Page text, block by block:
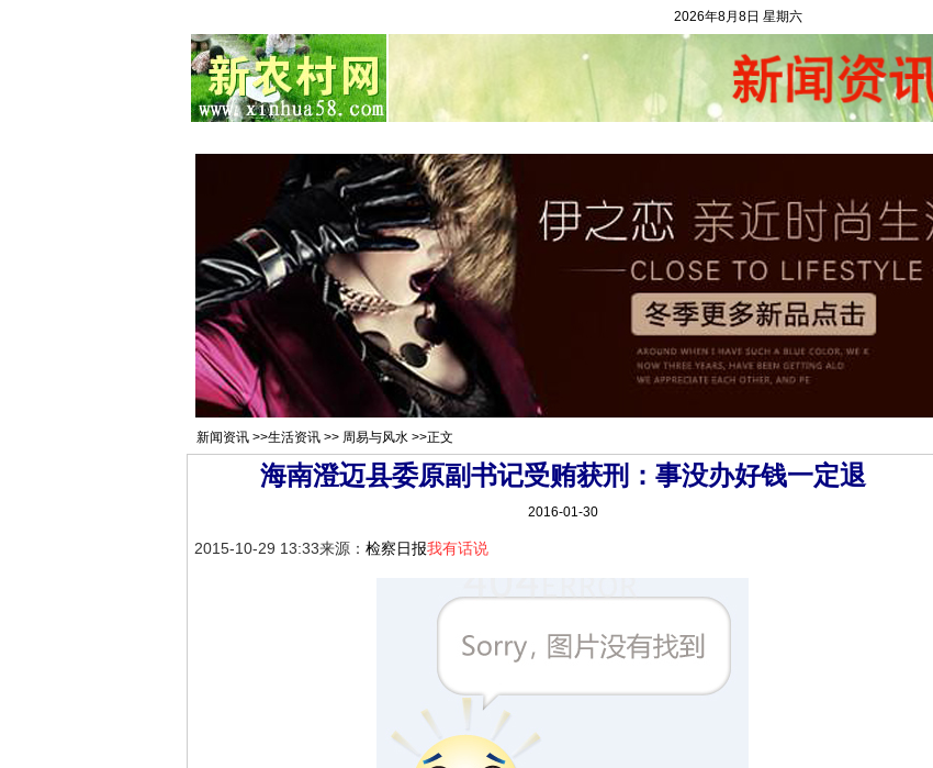
2026年8月8日 星期六
新闻资讯 >>生活资讯>> 周易与风水>>正文
海南澄迈县委原副书记受贿获刑：事没办好钱一定退
2016-01-30
2015-10-29 13:33来源： 检察日报我有话说